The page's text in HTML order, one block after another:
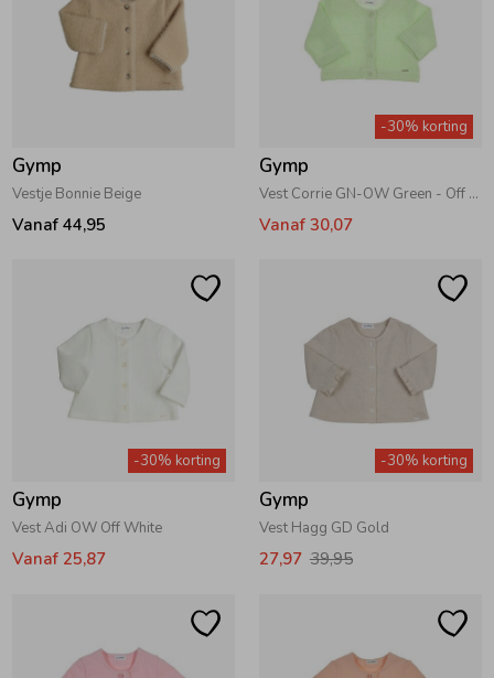
Gymp
Vestje Bonnie Beige
Vanaf 44,95
-30% korting
Gymp
Vest Corrie GN-OW Green - Off White
Vanaf 30,07
-30% korting
Gymp
Vest Adi OW Off White
Vanaf 25,87
-30% korting
Gymp
Vest Hagg GD Gold
27,97 39,95